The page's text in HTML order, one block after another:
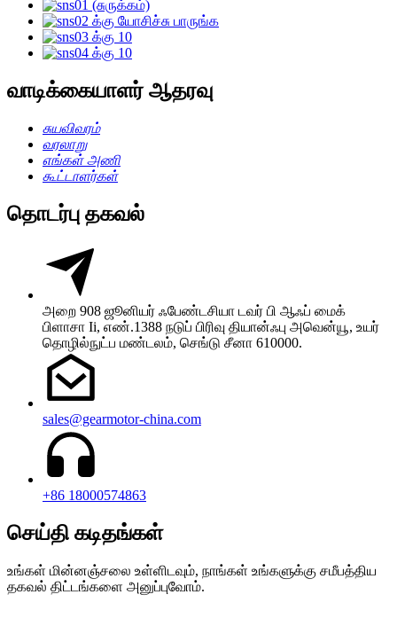
வாடிக்கையாளர் ஆதரவு
சுயவிவரம்
வரலாறு
எங்கள் அணி
கூட்டாளர்கள்
தொடர்பு தகவல்
அறை 908 ஜூனியர் ஃபேண்டசியா டவர் பி ஆஃப் மைக்
பிளாசா Ii, எண்.1388 நடுப் பிரிவு தியான்ஃபு அவென்யூ, உயர்
தொழில்நுட்ப மண்டலம், செங்டு சீனா 610000.
sales@gearmotor-china.com
+86 18000574863
செய்தி கடிதங்கள்
உங்கள் மின்னஞ்சலை உள்ளிடவும், நாங்கள் உங்களுக்கு சமீபத்திய
தகவல் திட்டங்களை அனுப்புவோம்.